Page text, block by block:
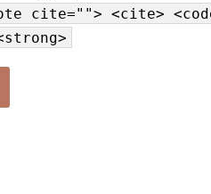
cite=""> <cite>